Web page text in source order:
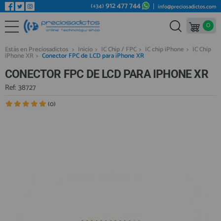
REPUESTOS MÓVILES
REPUESTOS TABLET
REPUESTOS RELOJES INTELIGENTES
REPUESTOS VIDEOCONSOLAS
REPUESTOS MACBOOK
Bienvenid@ otra vez
YA SOY CLIENTE
(+34) 912 477 744 info@preciosadictos.com
0
Estás en Preciosadictos > Inicio > IC Chip / FPC > IC chip iPhone > IC Chip
iPhone XR > Conector FPC de LCD para iPhone XR
CONECTOR FPC DE LCD PARA IPHONE XR
Ref: 38727
(0)